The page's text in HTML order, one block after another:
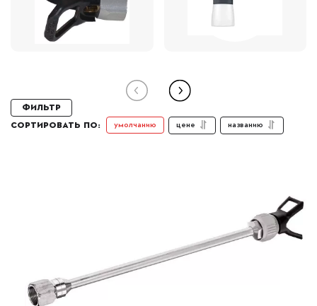
Фильтр
СОРТИРОВАТЬ ПО:
умолчанию цене названию